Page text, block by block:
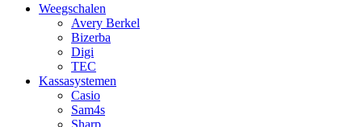
Weegschalen
Avery Berkel
Bizerba
Digi
TEC
Kassasystemen
Casio
Sam4s
Sharp